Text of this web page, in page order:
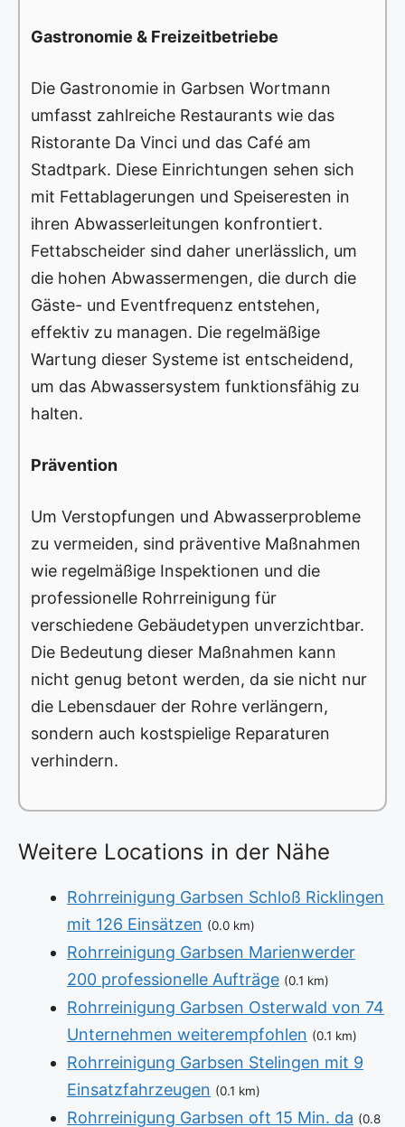
Gastronomie & Freizeitbetriebe
Die Gastronomie in Garbsen Wortmann
umfasst zahlreiche Restaurants wie das
Ristorante Da Vinci und das Café am
Stadtpark. Diese Einrichtungen sehen sich
mit Fettablagerungen und Speiseresten in
ihren Abwasserleitungen konfrontiert.
Fettabscheider sind daher unerlässlich, um
die hohen Abwassermengen, die durch die
Gäste- und Eventfrequenz entstehen,
effektiv zu managen. Die regelmäßige
Wartung dieser Systeme ist entscheidend,
um das Abwassersystem funktionsfähig zu
halten.
Prävention
Um Verstopfungen und Abwasserprobleme
zu vermeiden, sind präventive Maßnahmen
wie regelmäßige Inspektionen und die
professionelle Rohrreinigung für
verschiedene Gebäudetypen unverzichtbar.
Die Bedeutung dieser Maßnahmen kann
nicht genug betont werden, da sie nicht nur
die Lebensdauer der Rohre verlängern,
sondern auch kostspielige Reparaturen
verhindern.
Weitere Locations in der Nähe
Rohrreinigung Garbsen Schloß Ricklingen
mit 126 Einsätzen (0.0 km)
Rohrreinigung Garbsen Marienwerder
200 professionelle Aufträge (0.1 km)
Rohrreinigung Garbsen Osterwald von 74
Unternehmen weiterempfohlen (0.1 km)
Rohrreinigung Garbsen Stelingen mit 9
Einsatzfahrzeugen (0.1 km)
Rohrreinigung Garbsen oft 15 Min. da (0.8